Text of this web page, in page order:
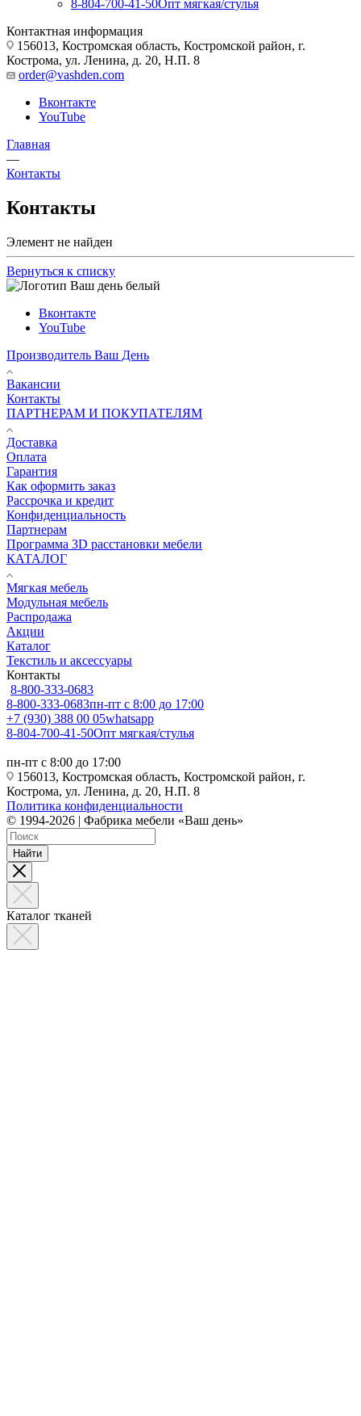
8-804-700-41-50Опт мягкая/стулья
Контактная информация
156013, Костромская область, Костромской район, г.
Кострома, ул. Ленина, д. 20, Н.П. 8
order@vashden.com
Вконтакте
YouTube
Главная
—
Контакты
Контакты
Элемент не найден
Вернуться к списку
Вконтакте
YouTube
Производитель Ваш День
Вакансии
Контакты
ПАРТНЕРАМ И ПОКУПАТЕЛЯМ
Доставка
Оплата
Гарантия
Как оформить заказ
Рассрочка и кредит
Конфиденциальность
Партнерам
Программа 3D расстановки мебели
КАТАЛОГ
Мягкая мебель
Модульная мебель
Распродажа
Акции
Каталог
Текстиль и аксессуары
Контакты
8-800-333-0683
8-800-333-0683пн-пт с 8:00 до 17:00
+7 (930) 388 00 05whatsapp
8-804-700-41-50Опт мягкая/стулья
пн-пт с 8:00 до 17:00
156013, Костромская область, Костромской район, г.
Кострома, ул. Ленина, д. 20, Н.П. 8
Политика конфиденциальности
© 1994-2026 | Фабрика мебели «Ваш день»
Найти
Каталог тканей